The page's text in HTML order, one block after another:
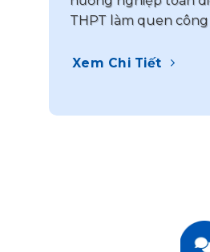
THPT làm quen
Xem Chi Tiết